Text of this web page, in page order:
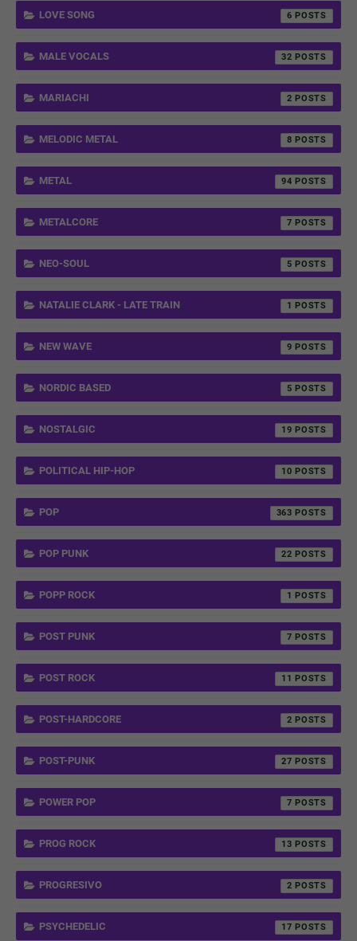
LOVE SONG 6
MALE VOCALS 32
MARIACHI 2
MELODIC METAL 8
METAL 94
METALCORE 7
NEO-SOUL 5
NATALIE CLARK - LATE TRAIN 1
NEW WAVE 9
NORDIC BASED 5
NOSTALGIC 19
POLITICAL HIP-HOP 10
POP 363
POP PUNK 22
POPP ROCK 1
POST PUNK 7
POST ROCK 11
POST-HARDCORE 2
POST-PUNK 27
POWER POP 7
PROG ROCK 13
PROGRESIVO 2
PSYCHEDELIC 17